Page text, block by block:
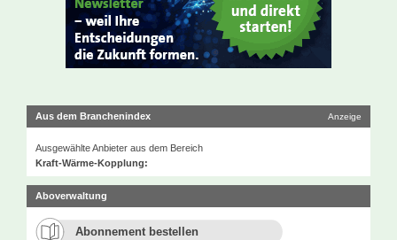
Aus dem Branchenindex Anzeige
Ausgewählte Anbieter aus dem Bereich
Kraft-Wärme-Kopplung:
Aboverwaltung
Abonnement bestellen